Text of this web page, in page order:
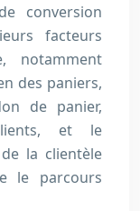
conversion
facteurs
notamment
des paniers,
de panier,
et le
la clientèle
le parcours